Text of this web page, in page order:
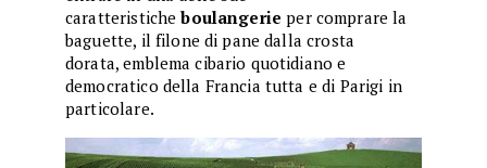
caratteristicheboulangerie per comprare la
baguette, il filone di pane dalla crosta
dorata, emblema cibario quotidiano e
democratico della Francia tutta e di Parigi in
particolare.